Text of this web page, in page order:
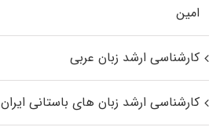
اﻣﻴﻦ
کارشناسی ارشد زبان عربی
کارشناسی ارشد زبان‌ های باستانی ایران